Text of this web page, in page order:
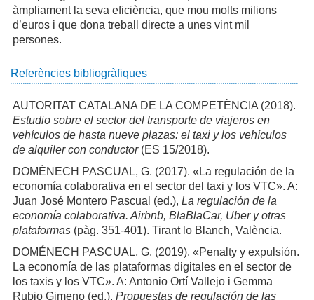
àmpliament la seva eficiència, que mou molts milions
d’euros i que dona treball directe a unes vint mil
persones.
Referències bibliogràfiques
AUTORITAT CATALANA DE LA COMPETÈNCIA (2018).
Estudio sobre el sector del transporte de viajeros en
vehículos de hasta nueve plazas: el taxi y los vehículos
de alquiler con conductor (ES 15/2018).
DOMÉNECH PASCUAL, G. (2017). «La regulación de la
economía colaborativa en el sector del taxi y los VTC». A:
Juan José Montero Pascual (ed.), La regulación de la
economía colaborativa. Airbnb, BlaBlaCar, Uber y otras
plataformas(pàg. 351-401). Tirant lo Blanch, València.
DOMÉNECH PASCUAL, G. (2019). «Penalty y expulsión.
La economía de las plataformas digitales en el sector de
los taxis y los VTC». A: Antonio Ortí Vallejo i Gemma
Rubio Gimeno (ed.), Propuestas de regulación de las